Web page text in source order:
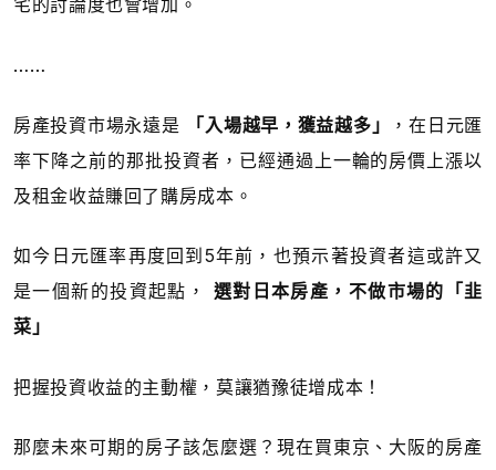
宅的討論度也會增加。
……
房產投資市場永遠是 「入場越早，獲益越多」
，在日元匯
率下降之前的那批投資者，已經通過上一輪的房價上漲以
及租金收益賺回了購房成本。
如今日元匯率再度回到5年前，也預示著投資者這或許又
是一個新的投資起點， 選對日本房產，不做市場的「韭
菜」
把握投資收益的主動權，莫讓猶豫徒增成本！
那麼未來可期的房子該怎麼選？現在買東京、大阪的房產